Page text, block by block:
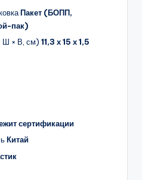
Пакет (БОПП,
пак)
Ш × В, см) 11,3 х 15 х 1,5
сертификации
Китай